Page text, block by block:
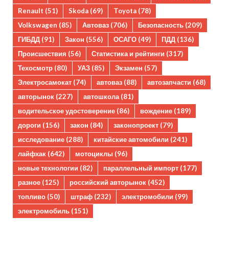
Renault (51) Skoda (69) Toyota (78)
Volkswagen (85) Автоваз (706) Безопасность (209)
ГИБДД (91) Закон (556) ОСАГО (49) ПДД (136)
Происшествия (56) Статистика и рейтинги (317)
Техосмотр (80) УАЗ (85) Экзамен (57)
Электросамокат (74) автоваз (88) автозапчасти (68)
авторынок (227) автошкола(81)
водительское удостоверение (86) вождение (189)
дороги (156) закон (84) законопроект (79)
исследование (288) китайские автомобили (241)
лайфхак (642) мотоциклы (96)
новые технологии (82) параллельный импорт (177)
разное (125) российский авторынок (452)
топливо (50) штраф (232) электромобили (99)
электромобиль (151)